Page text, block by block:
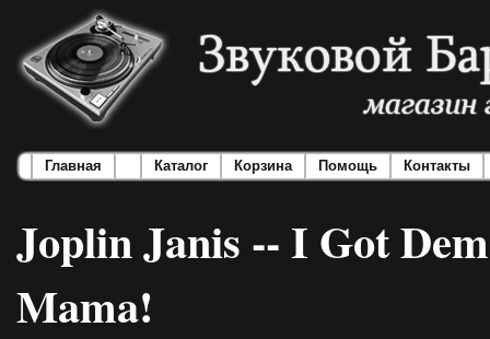
Главная Каталог Корзина Помощь Контакты
Joplin Janis -- I Got
Mama!